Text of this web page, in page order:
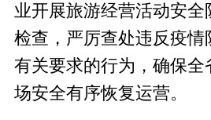
业开展旅游经营活动安全
检查，严厉查处违反疫情
有关要求的行为，确保全
场安全有序恢复运营。